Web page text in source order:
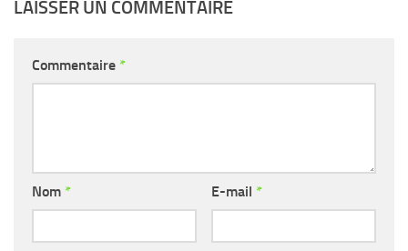
LAISSER UN COMMENTAIRE
Commentaire *
Nom * E-mail *